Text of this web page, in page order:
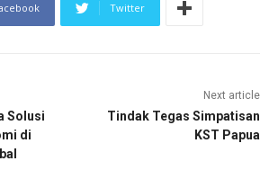
Twitter
Solusi
di
Next article
Tindak Tegas Simpatisan
KST Papua